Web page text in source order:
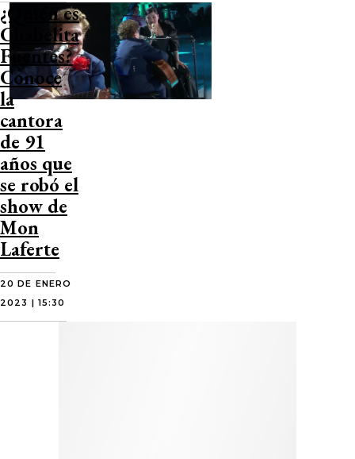
¿Quién es
Chabelita
Fuentes?
Conoce
la
cantora
de 91
años que
se robó el
show de
Mon
Laferte
20 DE ENERO
2023 | 15:30